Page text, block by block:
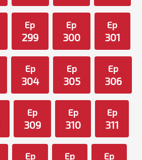
Ep
299
Ep
300
Ep
301
Ep
304
Ep
305
Ep
306
Ep
309
Ep
310
Ep
311
Ep Ep Ep